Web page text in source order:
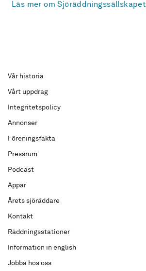
Läs mer om Sjöräddningssällskapet
Vår historia
Vårt uppdrag
Integritetspolicy
Annonser
Föreningsfakta
Pressrum
Podcast
Appar
Årets sjöräddare
Kontakt
Räddningsstationer
Information in english
Jobba hos oss